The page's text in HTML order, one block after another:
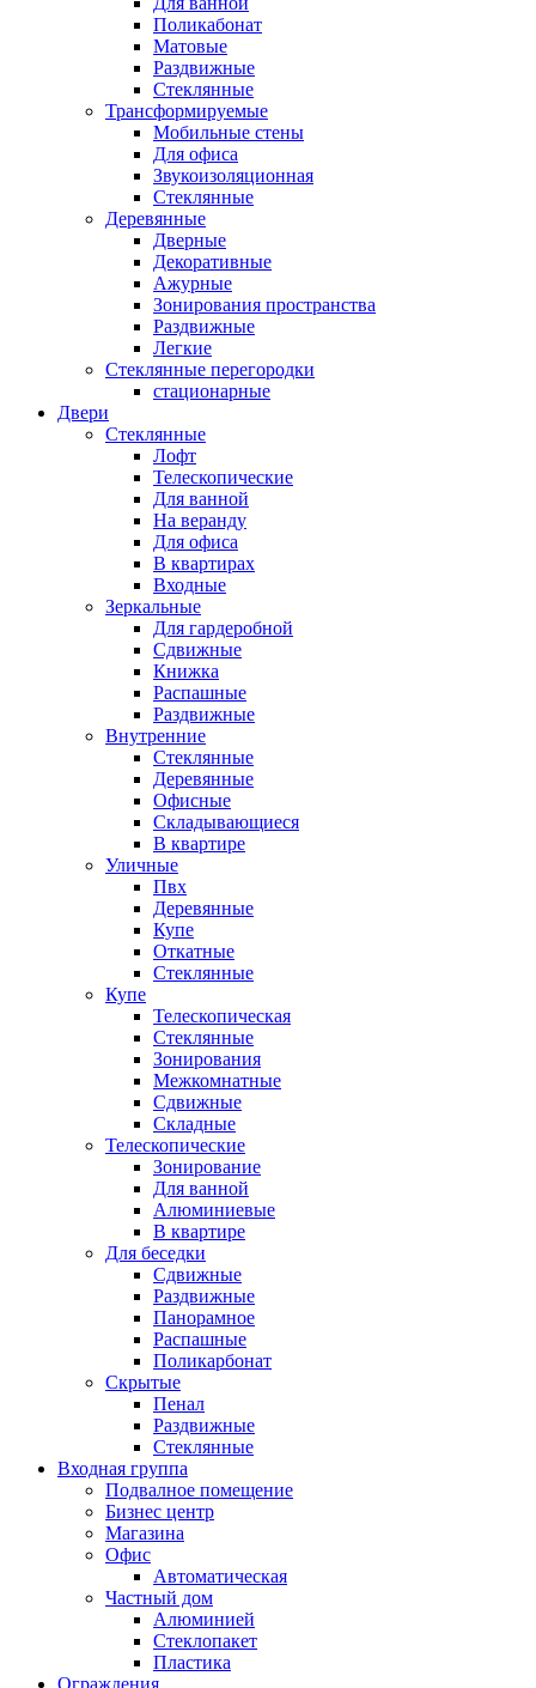
Поликабонат
Матовые
Раздвижные
Стеклянные
Трансформируемые
Мобильные стены
Для офиса
Звукоизоляционная
Стеклянные
Деревянные
Дверные
Декоративные
Ажурные
Зонирования пространства
Раздвижные
Легкие
Стеклянные перегородки
стационарные
Двери
Стеклянные
Лофт
Телескопические
Для ванной
На веранду
Для офиса
В квартирах
Входные
Зеркальные
Для гардеробной
Сдвижные
Книжка
Распашные
Раздвижные
Внутренние
Стеклянные
Деревянные
Офисные
Складывающиеся
В квартире
Уличные
Пвх
Деревянные
Купе
Откатные
Стеклянные
Купе
Телескопическая
Стеклянные
Зонирования
Межкомнатные
Сдвижные
Складные
Телескопические
Зонирование
Для ванной
Алюминиевые
В квартире
Для беседки
Сдвижные
Раздвижные
Панорамное
Распашные
Поликарбонат
Скрытые
Пенал
Раздвижные
Стеклянные
Входная группа
Подвалное помещение
Бизнес центр
Магазина
Офис
Автоматическая
Частный дом
Алюминией
Стеклопакет
Пластика
Ограждения